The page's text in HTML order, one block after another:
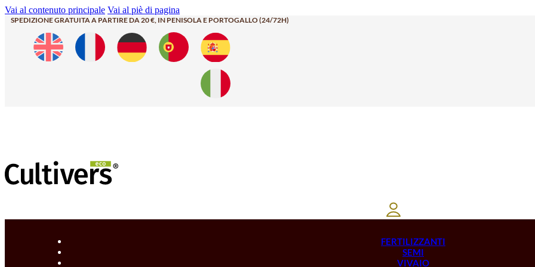
Vai al contenuto principale Vai al piè di pagina
SPEDIZIONE GRATUITA A PARTIRE DA 20 €, IN PENISOLA E PORTOGALLO (24/72H)
FERTILIZZANTI
SEMI
VIVAIO